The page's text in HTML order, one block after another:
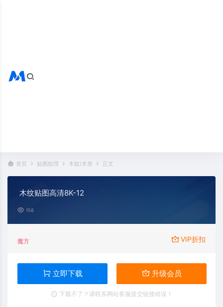
首页 贴图纹理 木纹/木质 正文
木纹贴图高清8K-12
156
魔方 VIP折扣
立即下载 升级会员
下载不了？请联系网站客服提交链接错误！